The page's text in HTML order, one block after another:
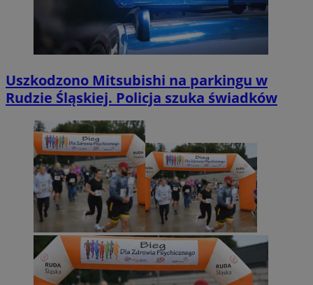
Uszkodzono Mitsubishi na parkingu w
Rudzie Śląskiej. Policja szuka świadków